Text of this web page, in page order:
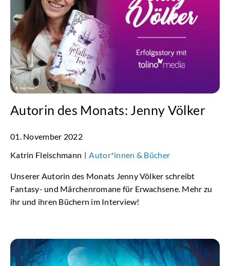
Autorin des Monats: Jenny Völker
01. November 2022
Katrin Fleischmann | Autor*innen & Bücher
Unserer Autorin des Monats Jenny Völker schreibt
Fantasy- und Märchenromane für Erwachsene. Mehr zu
ihr und ihren Büchern im Interview!